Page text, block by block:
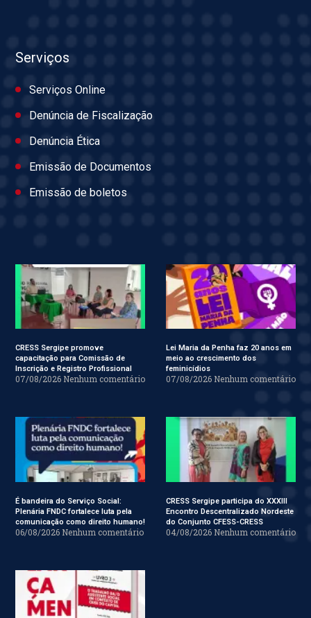
Serviços
Serviços Online
Denúncia de Fiscalização
Denúncia Ética
Emissão de Documentos
Emissão de boletos
CRESS Sergipe promove
capacitação para Comissão de
Inscrição e Registro Profissional
07/08/2026 Nenhum comentário
Lei Maria da Penha faz 20 anos em
meio ao crescimento dos
feminicídios
07/08/2026 Nenhum comentário
É bandeira do Serviço Social:
Plenária FNDC fortalece luta pela
comunicação como direito humano!
06/08/2026 Nenhum comentário
CRESS Sergipe participa do XXXIII
Encontro Descentralizado Nordeste
do Conjunto CFESS-CRESS
04/08/2026 Nenhum comentário